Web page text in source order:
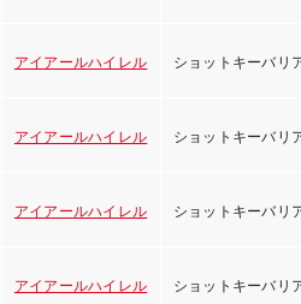
アイアールハイレル ショットキーバリ
アイアールハイレル ショットキーバリ
アイアールハイレル ショットキーバリ
アイアールハイレル ショットキーバリ